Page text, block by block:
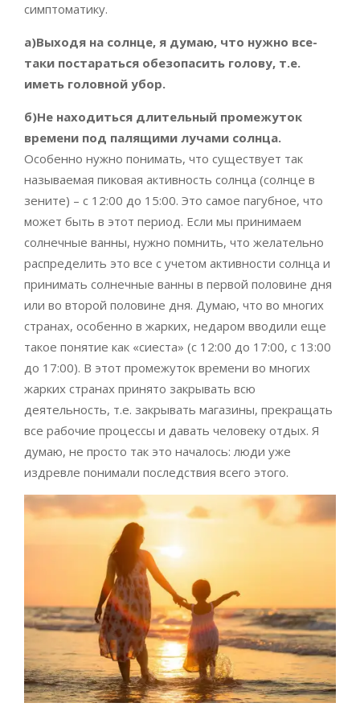
симптоматику.
а)Выходя на солнце, я думаю, что нужно все-
таки постараться обезопасить голову, т.е.
иметь головной убор.
б)Не находиться длительный промежуток
времени под палящими лучами солнца.
Особенно нужно понимать, что существует так
называемая пиковая активность солнца (солнце в
зените) – с 12:00 до 15:00. Это самое пагубное, что
может быть в этот период. Если мы принимаем
солнечные ванны, нужно помнить, что желательно
распределить это все с учетом активности солнца и
принимать солнечные ванны в первой половине дня
или во второй половине дня. Думаю, что во многих
странах, особенно в жарких, недаром вводили еще
такое понятие как «сиеста» (с 12:00 до 17:00, с 13:00
до 17:00). В этот промежуток времени во многих
жарких странах принято закрывать всю
деятельность, т.е. закрывать магазины, прекращать
все рабочие процессы и давать человеку отдых. Я
думаю, не просто так это началось: люди уже
издревле понимали последствия всего этого.